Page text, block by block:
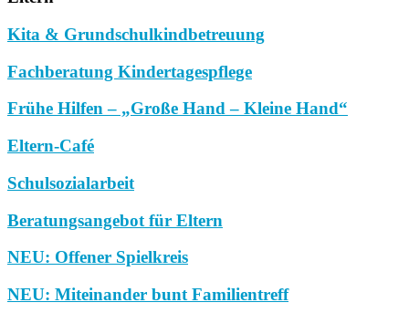
Kita & Grundschulkindbetreuung
Fachberatung Kindertagespflege
Frühe Hilfen – „Große Hand – Kleine Hand“
Eltern-Café
Schulsozialarbeit
Beratungsangebot für Eltern
NEU: Offener Spielkreis
NEU: Miteinander bunt Familientreff